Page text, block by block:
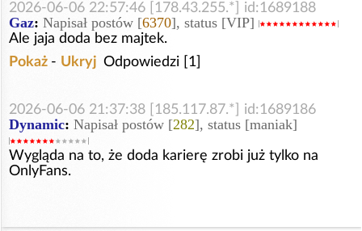
2026-06-06 22:57:46 [178.43.255.*] id:1689188
Gaz: Napisał postów [6370], status [VIP]
Ale jaja doda bez majtek.
Pokaż - Ukryj Odpowiedzi [1]
2026-06-06 21:37:38 [185.117.87.*] id:1689186
Dynamic: Napisał postów [282], status [maniak]
Wygląda na to, że doda karierę zrobi już tylko na
OnlyFans.